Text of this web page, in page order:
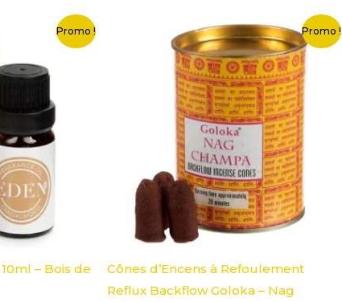
Promo !
– Bois de
Promo !
Cônes d’Encens à Refoulement
Reflux Backflow Goloka – Nag
initial
était :
8,00 €.
prix
actuel
est :
1,50 €.